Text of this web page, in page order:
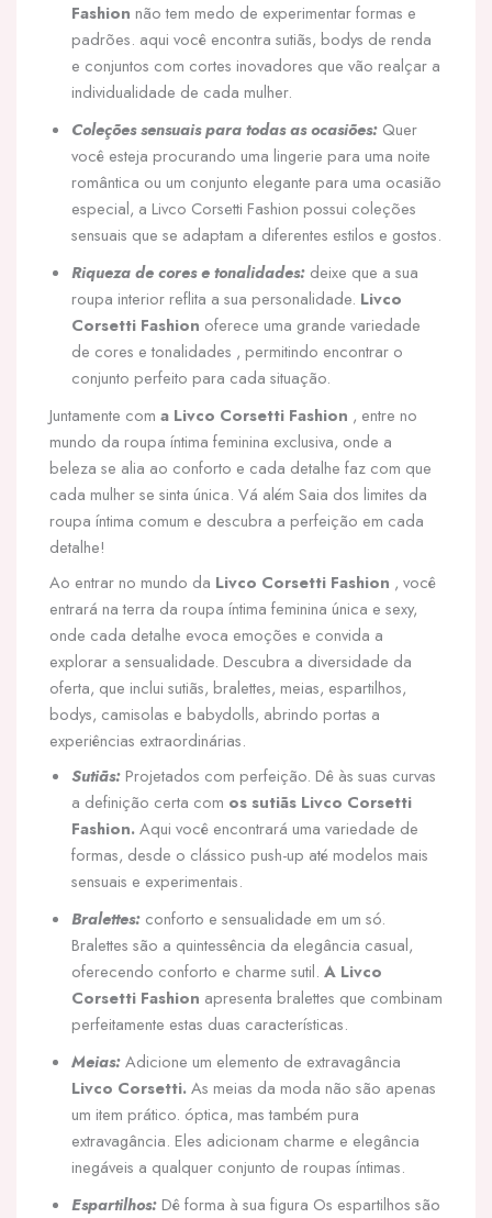
Fashion não tem medo de experimentar formas e
padrões. aqui você encontra sutiãs, bodys de renda
e conjuntos com cortes inovadores que vão realçar a
individualidade de cada mulher.
Coleções sensuais para todas as ocasiões: Quer
você esteja procurando uma lingerie para uma noite
romântica ou um conjunto elegante para uma ocasião
especial, a Livco Corsetti Fashion possui coleções
sensuais que se adaptam a diferentes estilos e gostos.
Riqueza de cores e tonalidades: deixe que a sua
roupa interior reflita a sua personalidade. Livco
Corsetti Fashion oferece uma grande variedade
de cores e tonalidades , permitindo encontrar o
conjunto perfeito para cada situação.
Juntamente com a Livco Corsetti Fashion , entre no
mundo da roupa íntima feminina exclusiva, onde a
beleza se alia ao conforto e cada detalhe faz com que
cada mulher se sinta única. Vá além Saia dos limites da
roupa íntima comum e descubra a perfeição em cada
detalhe!
Ao entrar no mundo da Livco Corsetti Fashion , você
entrará na terra da roupa íntima feminina única e sexy,
onde cada detalhe evoca emoções e convida a
explorar a sensualidade. Descubra a diversidade da
oferta, que inclui sutiãs, bralettes, meias, espartilhos,
bodys, camisolas e babydolls, abrindo portas a
experiências extraordinárias.
Sutiãs: Projetados com perfeição. Dê às suas curvas
a definição certa com os sutiãs Livco Corsetti
Fashion.Aqui você encontrará uma variedade de
formas, desde o clássico push-up até modelos mais
sensuais e experimentais.
Bralettes: conforto e sensualidade em um só.
Bralettes são a quintessência da elegância casual,
oferecendo conforto e charme sutil. A Livco
Corsetti Fashion apresenta bralettes que combinam
perfeitamente estas duas características.
Meias:Adicione um elemento de extravagância
Livco Corsetti.As meias da moda não são apenas
um item prático. óptica, mas também pura
extravagância. Eles adicionam charme e elegância
inegáveis a qualquer conjunto de roupas íntimas.
Espartilhos: Dê forma à sua figura Os espartilhos são